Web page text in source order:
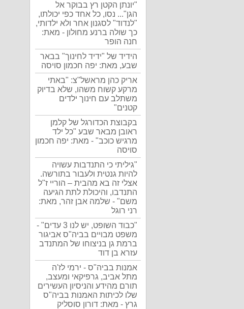
"יונתן הקטן רץ בבוקר אל
הגן"... נסו, כל אחד כפי יכולתו,
"לנדוד" לסגנון אחר ולא ילדותי,
כך שולה ברנע מחולון - מאת:
חנה הופר
הידיד של "ידיד לחינוך" בבאר
שבע, מאת: יפה חכמון סויסה
אריק כהן מראשל"צ: "באתי
מרקע קשוח משהו, שלא בדיוק
משתלב עם חינוך ילדים
קטנים"
בקבוצת הכדורגל של קלמן
ראובן מבאר שבע "כל ילד
מרגיש כוכב" - מאת: יפה חכמון
סויסה
"גיליתי כי התנדבות עשויה
להיות גנטית ולעבור בתורשה.
אצלי זה בא מהבית – הוריי ז"ל
התנדבו, והיכולת לתת הגיעה
משם" - שלמה אבן זהר, מאת:
רני רוגל
"כבוד השופט, יש לנו 3 עדים" -
משפט מבויים בביה"ס אביגור
ברמת גן בניצוחו של המתנדב
עזרא בן דוד
אמנות בביה"ס - ירמי לז'ה
מתל אביב, גרפיקאי ומעצב,
תורם מהידע והניסיון העשירים
שלו לכיתות האמנות בביה"ס
גרץ - מאת: דורון סוסליק